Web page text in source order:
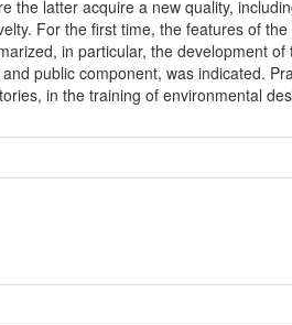
the latter acquire a new quality,
For the first time, the features of
in particular, the development of
public component, was indicated.
in the training of environmental